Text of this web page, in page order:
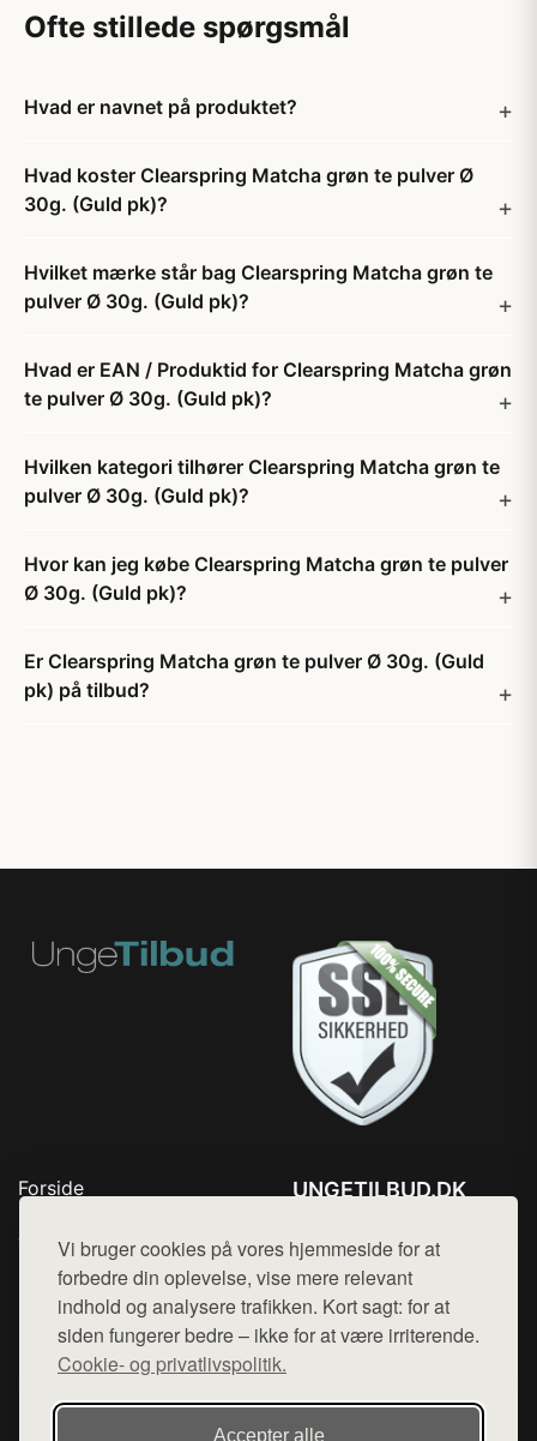
Vi bruger cookies på vores hjemmeside for at
forbedre din oplevelse, vise mere relevant
indhold og analysere trafikken. Kort sagt: for at
siden fungerer bedre – ikke for at være irriterende.
Cookie- og privatlivspolitik.
Accepter alle
Ofte stillede spørgsmål
Hvad er navnet på produktet?
Hvad koster Clearspring Matcha grøn te pulver Ø
30g. (Guld pk)?
Hvilket mærke står bag Clearspring Matcha grøn te
pulver Ø 30g. (Guld pk)?
Hvad er EAN / Produktid for Clearspring Matcha grøn
te pulver Ø 30g. (Guld pk)?
Hvilken kategori tilhører Clearspring Matcha grøn te
pulver Ø 30g. (Guld pk)?
Hvor kan jeg købe Clearspring Matcha grøn te pulver
Ø 30g. (Guld pk)?
Er Clearspring Matcha grøn te pulver Ø 30g. (Guld
pk) på tilbud?
Forside
Top Rabatter
Blog
Kontakt
UNGETILBUD.DK
Mail: hej@want.dk
Cookie- og privatlivspolitik
Denne side er en del af want.dk, der udgiver en række